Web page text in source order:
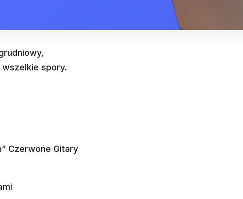
wszelkie spory.
Czerwone Gitary